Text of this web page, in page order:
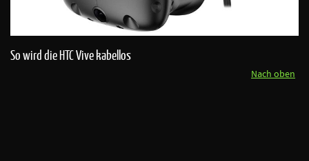
So wird die HTC Vive kabellos
Nach oben